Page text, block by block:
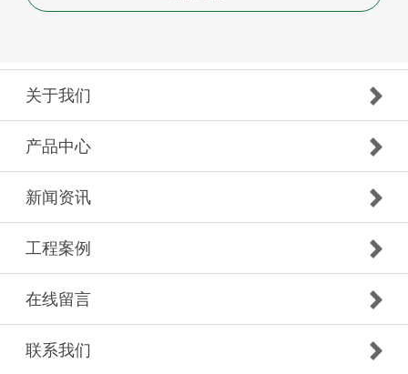
关于我们
产品中心
新闻资讯
工程案例
在线留言
联系我们